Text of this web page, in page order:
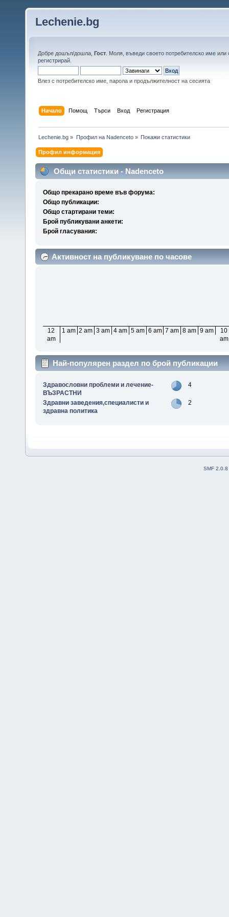
Lechenie.bg
Добре дошъл/дошла, Гост . Моля, въведи своето потребителско име или
регистрирай
Влез с потребителско име, парола и продължителност на сесията
Начало Помощ Търси Вход Регистрация
Lechenie.bg » Профил на Nadenceto» Покажи статистики
Профил информация
Общи статистики - Nadenceto
Общо прекарано време във форума:
Общо публикации:
Общо стартирани теми:
Брой публикувани анкети:
Брой гласувания:
Активност на публикуване по часове
12
am
1 am 2 am 3 am 4 am 5 am 6 am 7 am 8 am 9 am
10
am
Най-популярен раздел по брой публикации
Здравословни проблеми и лечение-
ВЪЗРАСТНИ
4
Здравни заведения,специалисти и
здравна политика
2
SMF 2.0.8